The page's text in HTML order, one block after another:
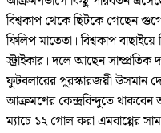
বিশ্বকাপ থেকে ছিটকে গেছেন
ফিলিপ মাতেতা। বিশ্বকাপ
স্ট্রাইকার। দলে আছেন
ফুটবলারের পুরস্কারজয়ী উসমান
আক্রমণের কেন্দ্রবিন্দুতে থাকবেন
ম্যাচে ১২ গোল করা এমবাপ্পের